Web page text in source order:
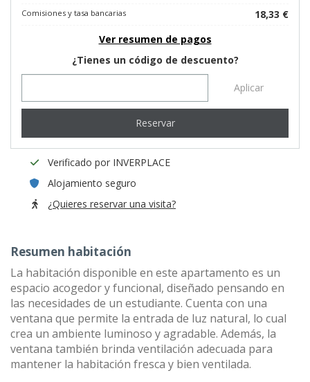
Comisiones y tasa bancarias
18,33 €
Ver resumen de pagos
¿Tienes un código de descuento?
Aplicar
Reservar
Verificado por INVERPLACE
Alojamiento seguro
¿Quieres reservar una visita?
Resumen habitación
La habitación disponible en este apartamento es un
espacio acogedor y funcional, diseñado pensando en
las necesidades de un estudiante. Cuenta con una
ventana que permite la entrada de luz natural, lo cual
crea un ambiente luminoso y agradable. Además, la
ventana también brinda ventilación adecuada para
mantener la habitación fresca y bien ventilada.